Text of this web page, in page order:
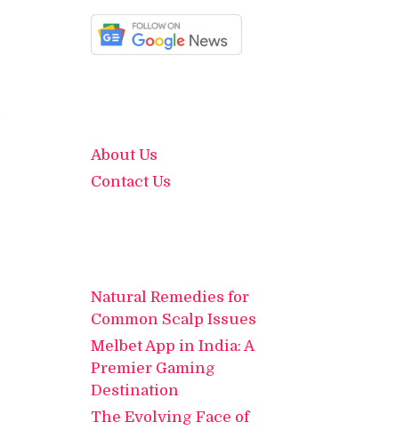
About Us
Contact Us
Natural Remedies for
Common Scalp Issues
Melbet App in India: A
Premier Gaming
Destination
The Evolving Face of